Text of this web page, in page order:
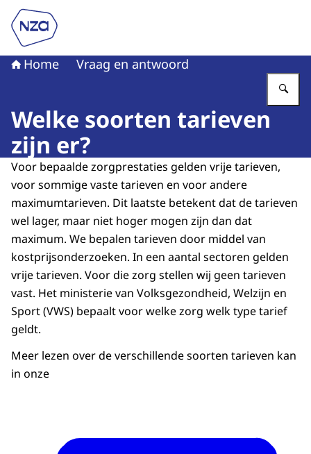
Naar de homepage van Nederlandse Zorgautoriteit
Home Vraag en antwoord
Welke soorten tarieven
zijn er?
Voor bepaalde zorgprestaties gelden vrije tarieven,
voor sommige vaste tarieven en voor andere
maximumtarieven. Dit laatste betekent dat de tarieven
wel lager, maar niet hoger mogen zijn dan dat
maximum. We bepalen tarieven door middel van
kostprijsonderzoeken. In een aantal sectoren gelden
vrije tarieven. Voor die zorg stellen wij geen tarieven
vast. Het ministerie van Volksgezondheid, Welzijn en
Sport (VWS) bepaalt voor welke zorg welk type tarief
geldt.
Meer lezen over de verschillende soorten tarieven kan
in onze